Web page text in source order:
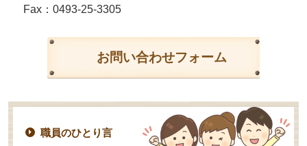
Fax：0493-25-3305
お問い合わせフォーム
職員のひとり言